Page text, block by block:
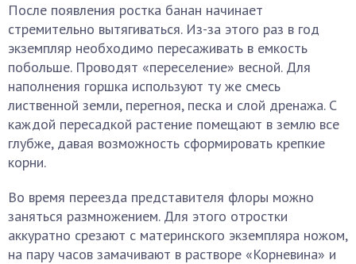
После появления ростка банан начинает
стремительно вытягиваться. Из-за этого раз в год
экземпляр необходимо пересаживать в емкость
побольше. Проводят «переселение» весной. Для
наполнения горшка используют ту же смесь
лиственной земли, перегноя, песка и слой дренажа. С
каждой пересадкой растение помещают в землю все
глубже, давая возможность сформировать крепкие
корни.
Во время переезда представителя флоры можно
заняться размножением. Для этого отростки
аккуратно срезают с материнского экземпляра ножом,
на пару часов замачивают в растворе «Корневина» и